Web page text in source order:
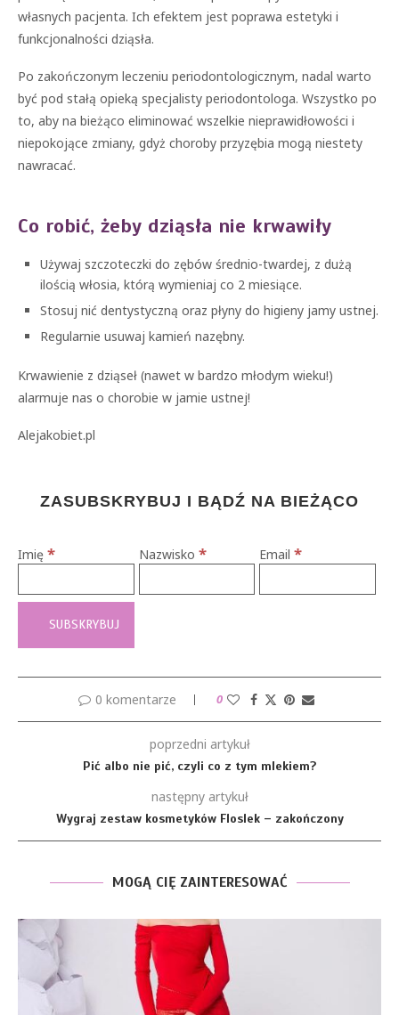
własnych pacjenta. Ich efektem jest poprawa estetyki i
funkcjonalności dziąsła.
Po zakończonym leczeniu periodontologicznym, nadal warto
być pod stałą opieką specjalisty periodontologa. Wszystko po
to, aby na bieżąco eliminować wszelkie nieprawidłowości i
niepokojące zmiany, gdyż choroby przyzębia mogą niestety
nawracać.
Co robić, żeby dziąsła nie krwawiły
Używaj szczoteczki do zębów średnio-twardej, z dużą
ilością włosia, którą wymieniaj co 2 miesiące.
Stosuj nić dentystyczną oraz płyny do higieny jamy ustnej.
Regularnie usuwaj kamień nazębny.
Krwawienie z dziąseł (nawet w bardzo młodym wieku!)
alarmuje nas o chorobie w jamie ustnej!
Alejakobiet.pl
ZASUBSKRYBUJ I BĄDŹ NA BIEŻĄCO
Imię * Nazwisko * Email*
0 komentarze 0
poprzedni artykuł
Pić albo nie pić, czyli co z tym mlekiem?
następny artykuł
Wygraj zestaw kosmetyków Floslek – zakończony
MOGĄ CIĘ ZAINTERESOWAĆ